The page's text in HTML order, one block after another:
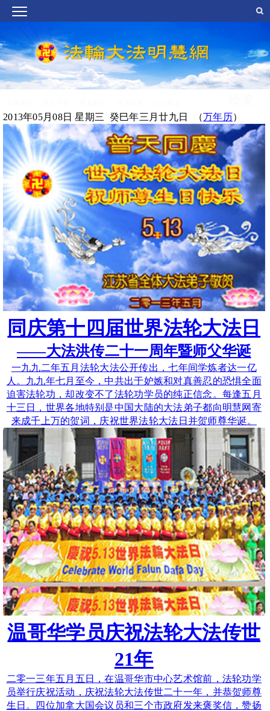
2013年05月08日 星期三 癸巳年三月廿九日 （万年历）
同庆第十四届世界法轮大法日
——大法洪传二十一周年暨师父华诞
一九九二年五月法轮大法公开传出，七年间学炼者达一亿
人。九九年七月至今，中共出于妒嫉和对真善忍的恐惧全面
迫害法轮功，却改变不了法轮功学员的纯正信念。每逢五月
十三日，世界各地特别是中国大陆的大法弟子都向明慧网寄
来成千上万的贺词，庆祝世界法轮大法日并贺师尊华诞。
温哥华学员庆祝法轮大法传世
21年
二零一三年五月五日，在温哥华市中心艺术馆前，法轮功学
员举行庆祝活动，庆祝法轮大法传世二十一年，并恭贺师尊
生日。四位加拿大国会议员和三个市政府发来褒奖信，赞扬